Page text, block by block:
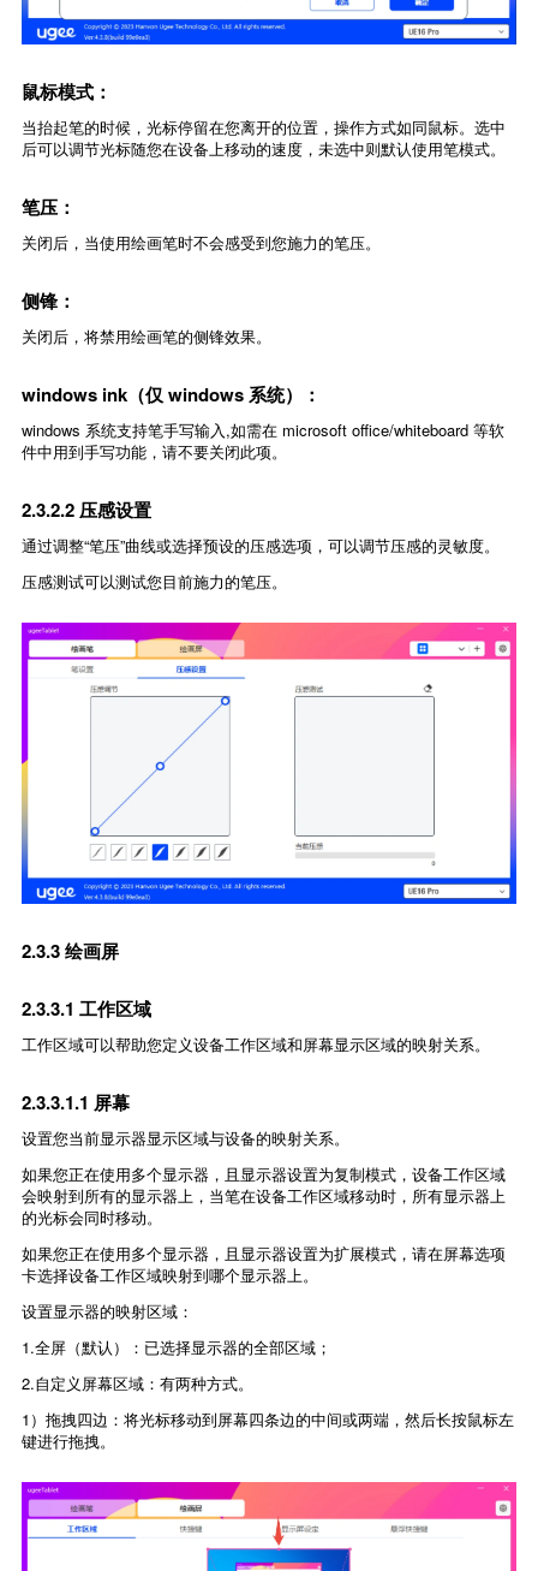
鼠标模式：
当抬起笔的时候，光标停留在您离开的位置，操作方式如同鼠标。选中
后可以调节光标随您在设备上移动的速度，未选中则默认使用笔模式。
笔压：
关闭后，当使用绘画笔时不会感受到您施力的笔压。
侧锋：
关闭后，将禁用绘画笔的侧锋效果。
windows ink（仅 windows 系统）：
windows 系统支持笔手写输入,如需在 microsoft office/whiteboard 等软
件中用到手写功能，请不要关闭此项。
2.3.2.2 压感设置
通过调整“笔压”曲线或选择预设的压感选项，可以调节压感的灵敏度。
压感测试可以测试您目前施力的笔压。
2.3.3 绘画屏
2.3.3.1 工作区域
工作区域可以帮助您定义设备工作区域和屏幕显示区域的映射关系。
2.3.3.1.1 屏幕
设置您当前显示器显示区域与设备的映射关系。
如果您正在使用多个显示器，且显示器设置为复制模式，设备工作区域
会映射到所有的显示器上，当笔在设备工作区域移动时，所有显示器上
的光标会同时移动。
如果您正在使用多个显示器，且显示器设置为扩展模式，请在屏幕选项
卡选择设备工作区域映射到哪个显示器上。
设置显示器的映射区域：
1.全屏（默认）：已选择显示器的全部区域；
2.自定义屏幕区域：有两种方式。
1）拖拽四边：将光标移动到屏幕四条边的中间或两端，然后长按鼠标左
键进行拖拽。